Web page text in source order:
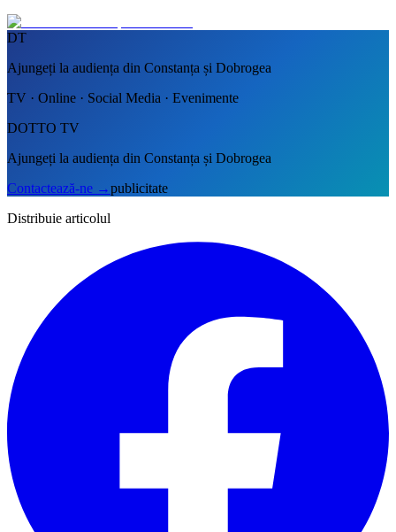
DT
Ajungeți la audiența din Constanța și Dobrogea
TV · Online · Social Media · Evenimente
DOTTO TV
Ajungeți la audiența din Constanța și Dobrogea
Contactează-ne →publicitate
Distribuie articolul